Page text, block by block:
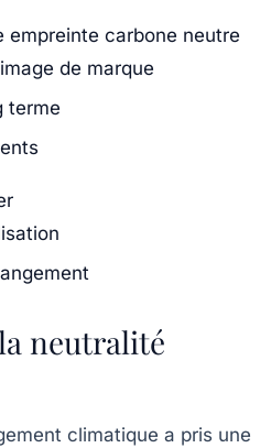
empreinte carbone neutre
de marque
terme
neutralité
climatique a pris une